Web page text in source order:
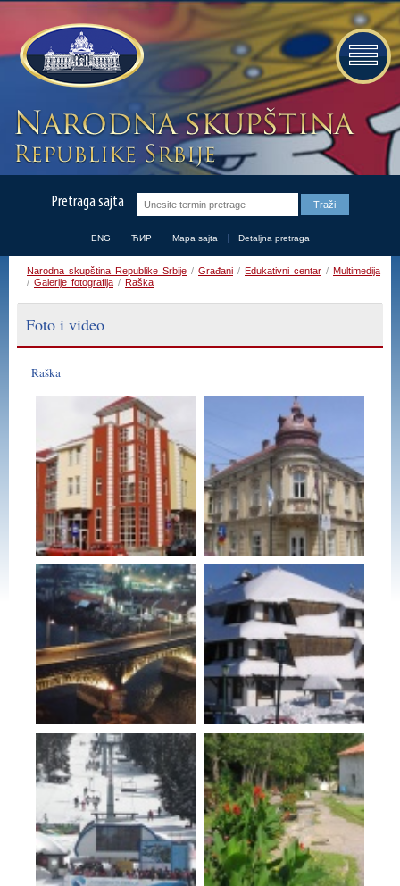
Pretraga sajta
ENG ЋИР Mapa sajta Detaljna pretraga
Narodna skupština Republike Srbije / Građani / Edukativni centar / Multimedija
/ Galerije fotografija / Raška
Foto i video
Raška